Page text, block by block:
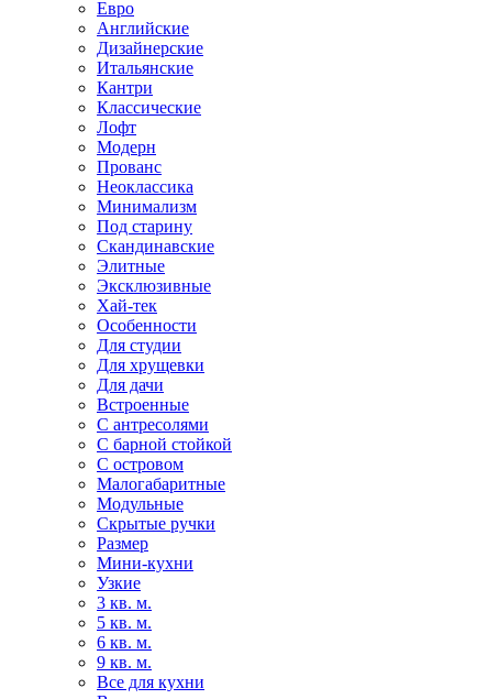
Евро
Английские
Дизайнерские
Итальянские
Кантри
Классические
Лофт
Модерн
Прованс
Неоклассика
Минимализм
Под старину
Скандинавские
Элитные
Эксклюзивные
Хай-тек
Особенности
Для студии
Для хрущевки
Для дачи
Встроенные
С антресолями
С барной стойкой
С островом
Малогабаритные
Модульные
Скрытые ручки
Размер
Мини-кухни
Узкие
3 кв. м.
5 кв. м.
6 кв. м.
9 кв. м.
Все для кухни